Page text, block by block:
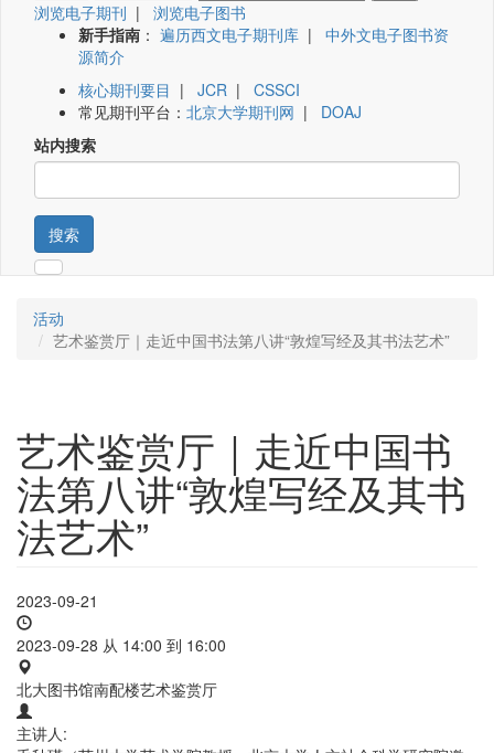
浏览电子期刊 | 浏览电子图书
新手指南 ： 遍历西文电子期刊库 | 中外文电子图书资
源简介
核心期刊要目 | JCR | CSSCI
常见期刊平台： 北京大学期刊网 | DOAJ
站内搜索
搜索
活动
艺术鉴赏厅｜走近中国书法第八讲“敦煌写经及其书法艺术”
艺术鉴赏厅｜走近中国书
法第八讲“敦煌写经及其书
法艺术”
2023-09-21
2023-09-28 从 14:00 到 16:00
北大图书馆南配楼艺术鉴赏厅
主讲人: